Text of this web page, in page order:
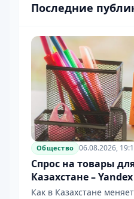
Последние
Общество 06.08.2026,
Спрос на товары
Казахстане –
Как в Казахстане